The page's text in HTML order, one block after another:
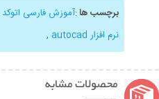
برچسب ها:آموزش فارسی اتوکد
نرم افزار autocad
,
محصولات مشابه